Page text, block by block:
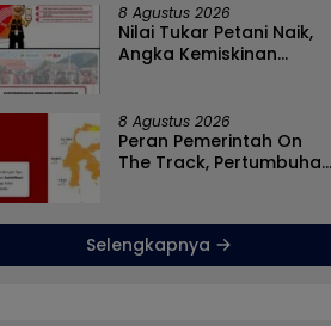
8 Agustus 2026
Nilai Tukar Petani Naik,
Angka Kemiskinan
Ekonomi Dan Dinikmati
Masyarakat
8 Agustus 2026
Peran Pemerintah On
The Track, Pertumbuhan
Selengkapnya